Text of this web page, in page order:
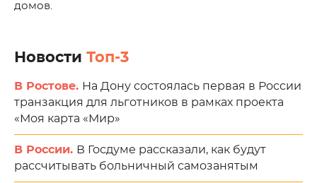
домов.
Новости Топ-3
В Ростове. На Дону состоялась первая в России
транзакция для льготников в рамках проекта
«Моя карта «Мир»
В России. В Госдуме рассказали, как будут
рассчитывать больничный самозанятым